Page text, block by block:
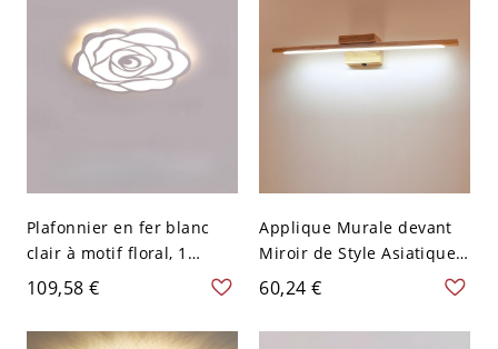
Plafonnier en fer blanc
clair à motif floral, 1
lampe - 110 V-120 V 16,54″
(42 cm)
109,58 €
Applique Murale devant
Miroir de Style Asiatique
Linéaire en Bois Beige
pour Salle de Bain Lampe
Murale LED - Bois 110 V-
60,24 €